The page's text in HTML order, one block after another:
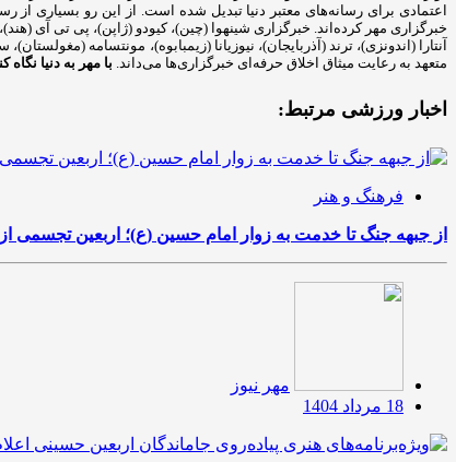
اعتمادی برای رسانه‌های معتبر دنیا تبدیل شده است. از این رو بسیاری از
خبرگزاری مهر کرده‌اند. خبرگزاری شینهوا (چین)، کیودو (ژاپن)، پی تی آی
آنتارا (اندونزی)، ترند (آذربایجان)، نیوزیانا (زیمبابوه)، مونتسامه
متعهد به رعایت میثاق اخلاق حرفه‌ای خبرگزاری‌ها می‌داند. با مهر به دنیا نگاه
اخبار ورزشی مرتبط:
فرهنگ و هنر
از جبهه جنگ تا خدمت به زوار امام حسین (ع)؛ اربعین تجسمی
مهر نیوز
18 مرداد 1404